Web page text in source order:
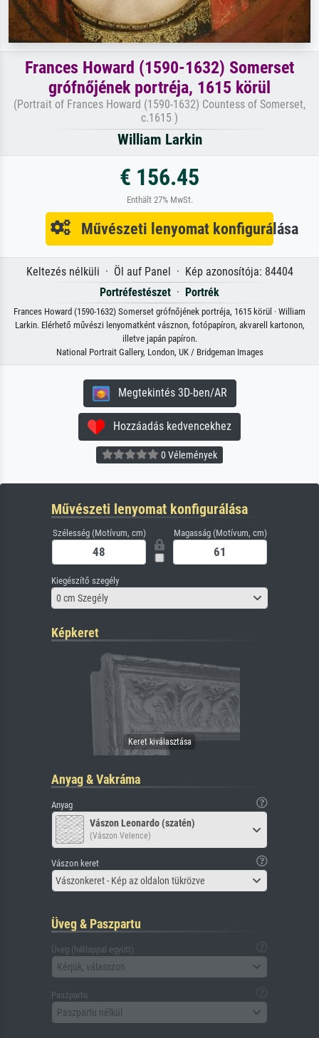
Frances Howard (1590-1632) Somerset
grófnőjének portréja, 1615 körül
(Portrait of Frances Howard (1590-1632) Countess of Somerset,
c.1615 )
William Larkin
€ 156.45
Enthält 27% MwSt.
Művészeti lenyomat konfigurálása
Keltezés nélküli · Öl auf Panel · Kép azonosítója: 84404
Portréfestészet · Portrék
Frances Howard (1590-1632) Somerset grófnőjének portréja, 1615 körül · William
Larkin. Elérhető művészi lenyomatként vásznon, fotópapíron, akvarell kartonon,
illetve japán papíron.
National Portrait Gallery, London, UK / Bridgeman Images
Megtekintés 3D-ben/AR
Hozzáadás kedvencekhez
0 Vélemények
Művészeti lenyomat konfigurálása
Szélesség (Motívum, cm) Magasság (Motívum, cm)
Kiegészítő szegély
0 cm Szegély
Képkeret
Anyag & Vakráma
Anyag
Vászon Leonardo (szatén)
(Vászon Velence)
Vászon keret
Vászonkeret - Kép az oldalon tükrözve
Üveg & Paszpartu
Üveg (hátlappal együtt)
Kérjük, válasszon
Paszpartu
Paszpartu nélkül